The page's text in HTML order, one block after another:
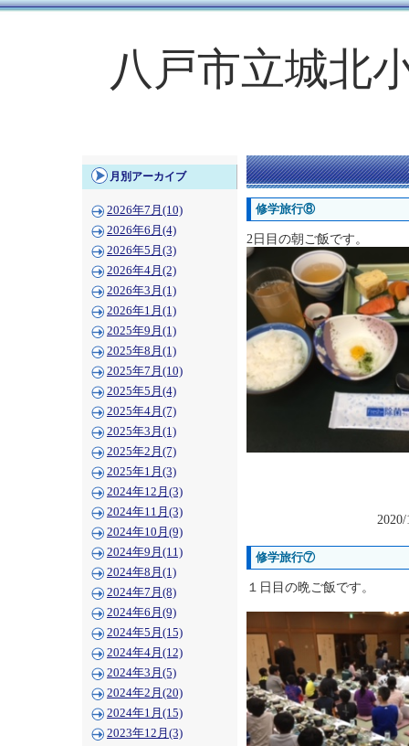
八戸市立城北
月別アーカイブ
2026年7月(10)
2026年6月(4)
2026年5月(3)
2026年4月(2)
2026年3月(1)
2026年1月(1)
2025年9月(1)
2025年8月(1)
2025年7月(10)
2025年5月(4)
2025年4月(7)
2025年3月(1)
2025年2月(7)
2025年1月(3)
2024年12月(3)
2024年11月(3)
2024年10月(9)
2024年9月(11)
2024年8月(1)
2024年7月(8)
2024年6月(9)
2024年5月(15)
2024年4月(12)
2024年3月(5)
2024年2月(20)
2024年1月(15)
2023年12月(3)
修学旅行⑧
2日目の朝ご飯です。
修学旅行⑦
１日目の晩ご飯です。